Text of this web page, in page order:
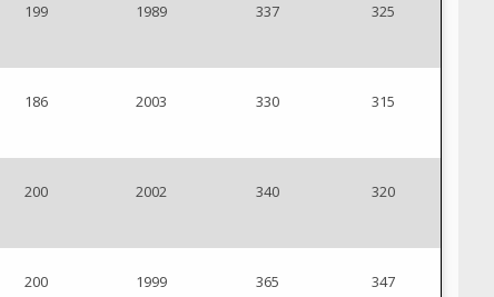
199 1989 337 325
186 2003 330 315
200 2002 340 320
200 1999 365 347